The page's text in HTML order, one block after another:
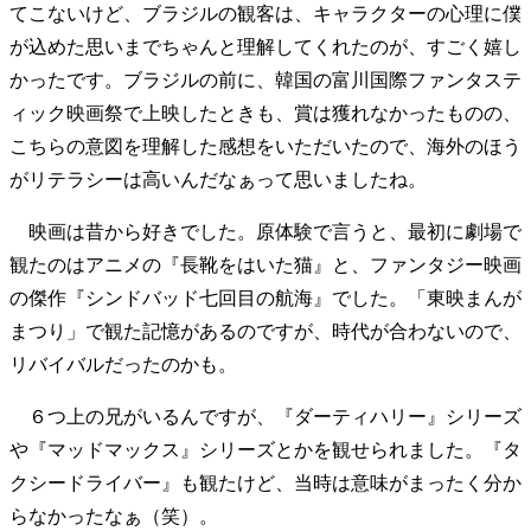
てこないけど、ブラジルの観客は、キャラクターの心理に僕
が込めた思いまでちゃんと理解してくれたのが、すごく嬉し
かったです。ブラジルの前に、韓国の富川国際ファンタステ
ィック映画祭で上映したときも、賞は獲れなかったものの、
こちらの意図を理解した感想をいただいたので、海外のほう
がリテラシーは高いんだなぁって思いましたね。
映画は昔から好きでした。原体験で言うと、最初に劇場で
観たのはアニメの『長靴をはいた猫』と、ファンタジー映画
の傑作『シンドバッド七回目の航海』でした。「東映まんが
まつり」で観た記憶があるのですが、時代が合わないので、
リバイバルだったのかも。
６つ上の兄がいるんですが、『ダーティハリー』シリーズ
や『マッドマックス』シリーズとかを観せられました。『タ
クシードライバー』も観たけど、当時は意味がまったく分か
らなかったなぁ（笑）。